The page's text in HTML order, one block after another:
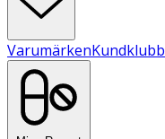
VarumärkenKundklubb